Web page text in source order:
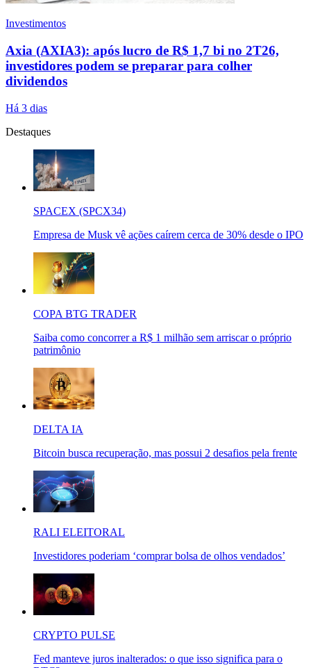
Investimentos
Axia (AXIA3): após lucro de R$ 1,7 bi no 2T26,
investidores podem se preparar para colher
dividendos
Há 3 dias
Destaques
SPACEX (SPCX34)
Empresa de Musk vê ações caírem cerca de 30% desde o IPO
COPA BTG TRADER
Saiba como concorrer a R$ 1 milhão sem arriscar o próprio
patrimônio
DELTA IA
Bitcoin busca recuperação, mas possui 2 desafios pela frente
RALI ELEITORAL
Investidores poderiam ‘comprar bolsa de olhos vendados’
CRYPTO PULSE
Fed manteve juros inalterados: o que isso significa para o